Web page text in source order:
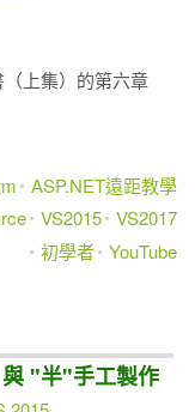
上集）的第六章
ASP.NET遠距教學
VS2015 VS2017
初學者 YouTube
"半"手工製作